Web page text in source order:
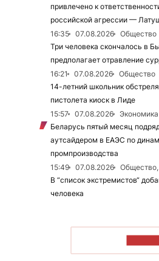
привлечено к
российской агрессии —
16:35
07.08.2026
Общество
Три человека скончалось в
предполагает отравление
16:21
07.08.2026
Общество
14-летний школьник
пистолета киоск в Лиде
15:57
07.08.2026
Экономика
Беларусь пятый месяц
аутсайдером в ЕАЭС по
промпроизводства
15:49
07.08.2026
Общество,
В “список экстремистов“
человека